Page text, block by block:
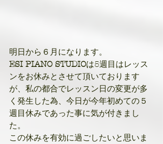
明日から６月になります。
ESI PIANO STUDIOは5週目はレッス
ンをお休みとさせて頂いております
が、私の都合でレッスン日の変更が多
く発生した為、今日が今年初めての５
週目休みであった事に気が付きまし
た。
この休みを有効に過ごしたいと思いま